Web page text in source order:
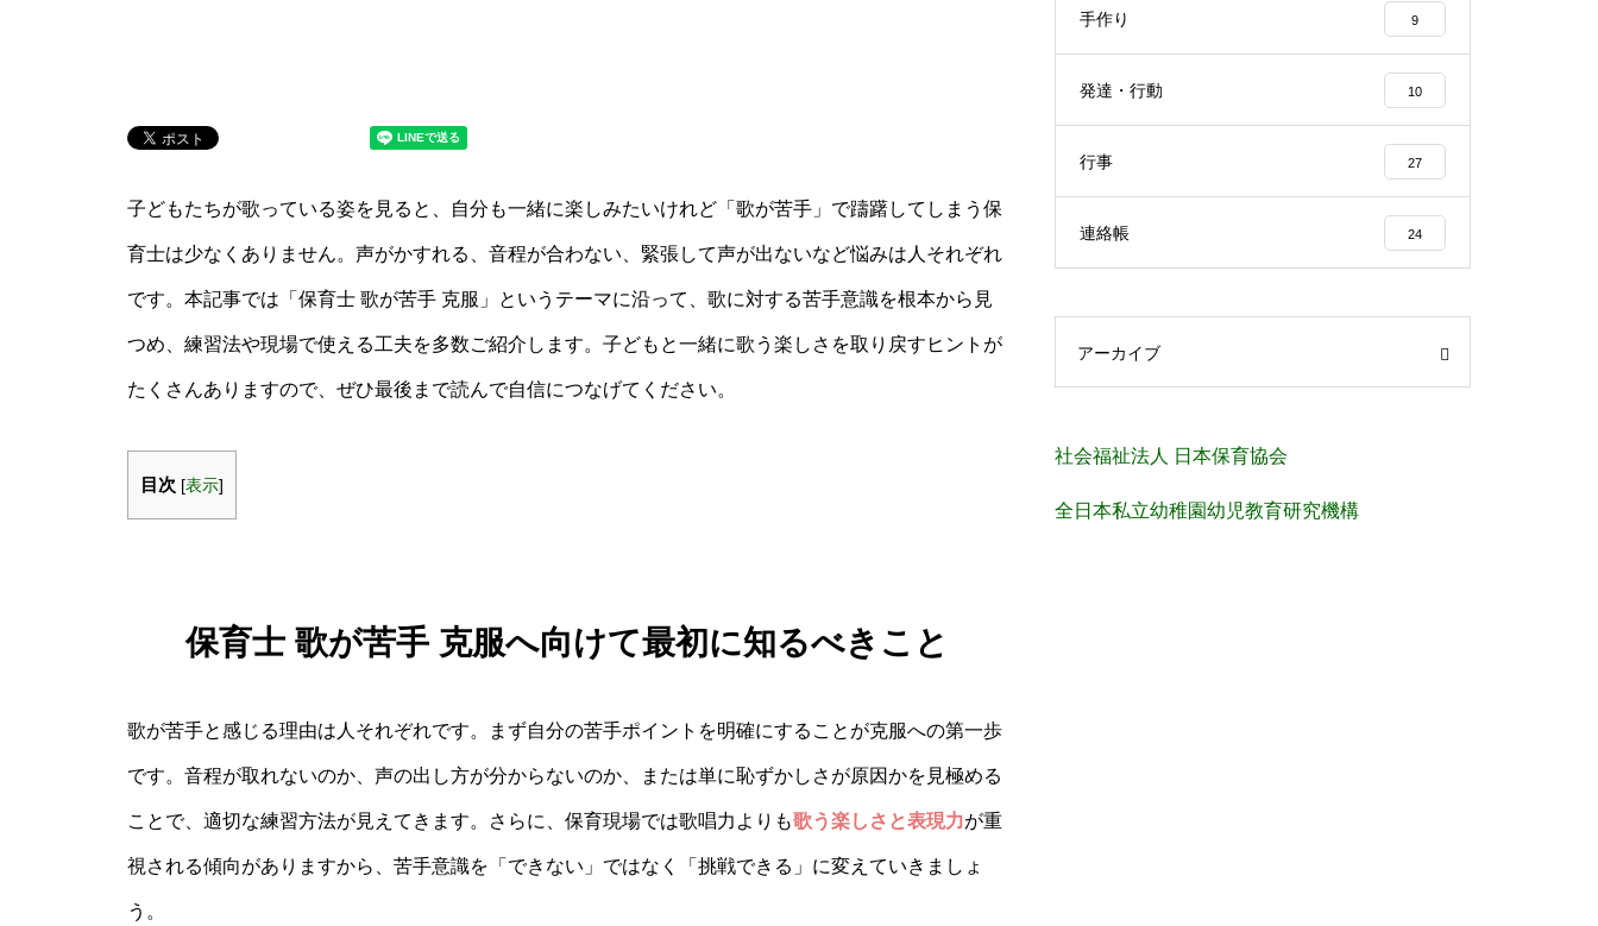
子どもたちが歌っている姿を見ると、自分も一緒に楽しみたいけれど「歌が苦手」で躊躇してしまう保
育士は少なくありません。声がかすれる、音程が合わない、緊張して声が出ないなど悩みは人それぞれ
です。本記事では「保育士 歌が苦手 克服」というテーマに沿って、歌に対する苦手意識を根本から見
つめ、練習法や現場で使える工夫を多数ご紹介します。子どもと一緒に歌う楽しさを取り戻すヒントが
たくさんありますので、ぜひ最後まで読んで自信につなげてください。
目次 [表示]
保育士 歌が苦手 克服へ向けて最初に知るべきこと
歌が苦手と感じる理由は人それぞれです。まず自分の苦手ポイントを明確にすることが克服への第一歩
です。音程が取れないのか、声の出し方が分からないのか、または単に恥ずかしさが原因かを見極める
ことで、適切な練習方法が見えてきます。さらに、保育現場では歌唱力よりも歌う楽しさと表現力が重
視される傾向がありますから、苦手意識を「できない」ではなく「挑戦できる」に変えていきましょ
う。
手作り 9
発達・行動 10
行事 27
連絡帳 24
アーカイブ
社会福祉法人 日本保育協会
全日本私立幼稚園幼児教育研究機構